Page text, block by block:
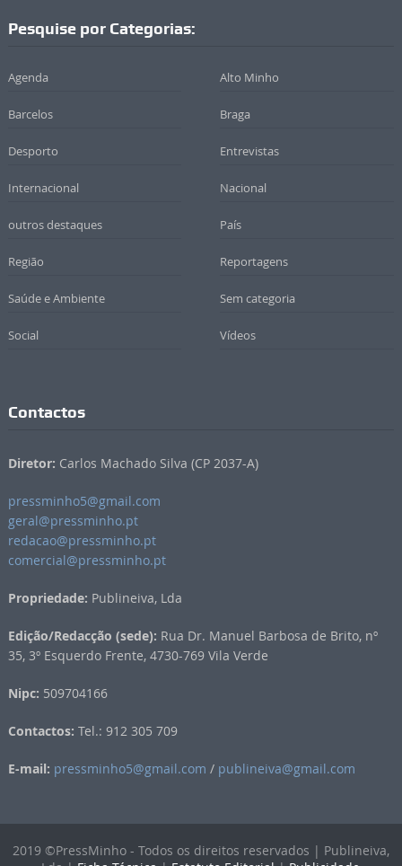
Pesquise por Categorias:
Agenda Alto Minho
Barcelos Braga
Desporto Entrevistas
Internacional Nacional
outros destaques País
Região Reportagens
Saúde e Ambiente Sem categoria
Social Vídeos
Contactos
Diretor: Carlos Machado Silva (CP 2037-A)
pressminho5@gmail.com
geral@pressminho.pt
redacao@pressminho.pt
comercial@pressminho.pt
Propriedade: Publineiva, Lda
Edição/Redacção (sede): Rua Dr. Manuel Barbosa de Brito, nº
35, 3º Esquerdo Frente, 4730-769 Vila Verde
Nipc: 509704166
Contactos: Tel.: 912 305 709
E-mail: pressminho5@gmail.com / publineiva@gmail.com
2019 ©PressMinho - Todos os direitos reservados | Publineiva,